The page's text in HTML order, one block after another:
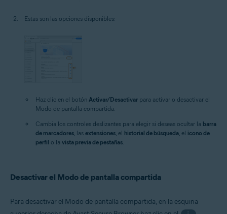
Estas son las opciones disponibles:
Haz clic en el botón Activar/Desactivar para activar o desactivar el
Modo de pantalla compartida.
Cambia los controles deslizantes para elegir si deseas ocultar la barra
de marcadores, las extensiones, el historial de búsqueda, el icono de
perfil o la vista previa de pestañas.
Desactivar el Modo de pantalla compartida
Para desactivar el Modo de pantalla compartida, en la esquina